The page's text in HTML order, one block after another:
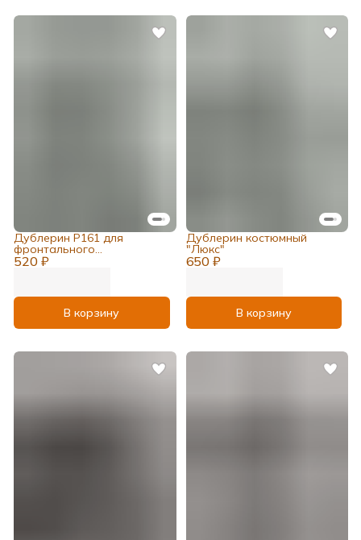
520 ₽
Дублерин Р161 для
фронтального
дублирирования костюмов
В корзину
650 ₽
Дублерин костюмный
"Люкс"
В корзину